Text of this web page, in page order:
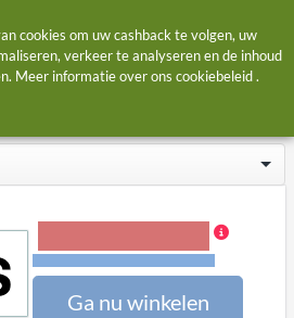
Ga nu winkelen
cookies om uw cashback te volgen, uw
verkeer te analyseren en de inhoud
Meer informatie over ons cookiebeleid.